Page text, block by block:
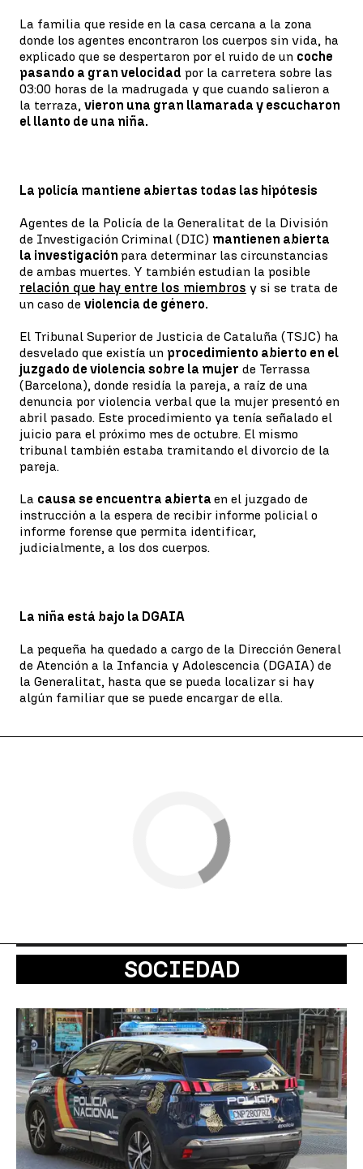
La familia que reside en la casa cercana a la zona
donde los agentes encontraron los cuerpos sin vida, ha
explicado que se despertaron por el ruido de un coche
pasando a gran velocidad por la carretera sobre las
03:00 horas de la madrugada y que cuando salieron a
la terraza, vieron una gran llamarada y escucharon
el llanto de una niña.
La policía mantiene abiertas todas las hipótesis
Agentes de la Policía de la Generalitat de la División
de Investigación Criminal (DIC) mantienen abierta
la investigación para determinar las circunstancias
de ambas muertes. Y también estudian la posible
relación que hay entre los miembros y si se trata de
un caso de violencia de género.
El Tribunal Superior de Justicia de Cataluña (TSJC) ha
desvelado que existía un procedimiento abierto en el
juzgado de violencia sobre la mujer de Terrassa
(Barcelona), donde residía la pareja, a raíz de una
denuncia por violencia verbal que la mujer presentó en
abril pasado. Este procedimiento ya tenía señalado el
juicio para el próximo mes de octubre. El mismo
tribunal también estaba tramitando el divorcio de la
pareja.
La causa se encuentra abierta en el juzgado de
instrucción a la espera de recibir informe policial o
informe forense que permita identificar,
judicialmente, a los dos cuerpos.
La niña está bajo la DGAIA
La pequeña ha quedado a cargo de la Dirección General
de Atención a la Infancia y Adolescencia (DGAIA) de
la Generalitat, hasta que se pueda localizar si hay
algún familiar que se puede encargar de ella.
SOCIEDAD